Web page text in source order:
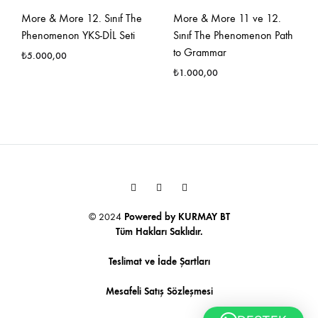
More & More 12. Sınıf The
Phenomenon YKS-DİL Seti
₺5.000,00
More & More 11 ve 12.
Sınıf The Phenomenon Path
to Grammar
₺1.000,00
© 2024 Powered by KURMAY BT
Tüm Hakları Saklıdır.
Teslimat ve İade Şartları
Mesafeli Satış Sözleşmesi
Youtube Facebook